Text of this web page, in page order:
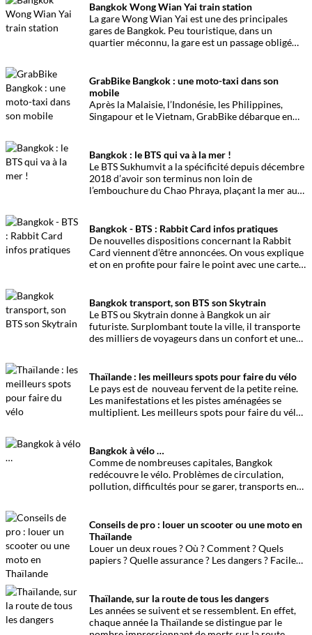
Bangkok Wong Wian Yai train station
La gare Wong Wian Yai est une des principales
gares de Bangkok. Peu touristique, dans un
quartier méconnu, la gare est un passage obligé
d’Amphawa.
GrabBike Bangkok : une moto-taxi dans son
mobile
Après la Malaisie, l’Indonésie, les Philippines,
Singapour et le Vietnam, GrabBike débarque en
Bangkok : le BTS qui va à la mer !
Le BTS Sukhumvit a la spécificité depuis décembre
2018 d’avoir son terminus non loin de
l’embouchure du Chao Phraya, plaçant la mer au
Bangkok - BTS : Rabbit Card infos pratiques
De nouvelles dispositions concernant la Rabbit
Card viennent d’être annoncées. On vous explique
et on en profite pour faire le point avec une carte
Bangkok transport, son BTS son Skytrain
Le BTS ou Skytrain donne à Bangkok un air
futuriste. Surplombant toute la ville, il transporte
des milliers de voyageurs dans un confort et une
Thaïlande : les meilleurs spots pour faire du vélo
Le pays est de nouveau fervent de la petite reine.
Les manifestations et les pistes aménagées se
multiplient. Les meilleurs spots pour faire du vélo
Bangkok à vélo …
Comme de nombreuses capitales, Bangkok
redécouvre le vélo. Problèmes de circulation,
pollution, difficultés pour se garer, transports en
des Anges ?
Conseils de pro : louer un scooter ou une moto en
Thaïlande
Louer un deux roues ? Où ? Comment ? Quels
papiers ? Quelle assurance ? Les dangers ? Facile
location.
Thaïlande, sur la route de tous les dangers
Les années se suivent et se ressemblent. En effet,
chaque année la Thaïlande se distingue par le